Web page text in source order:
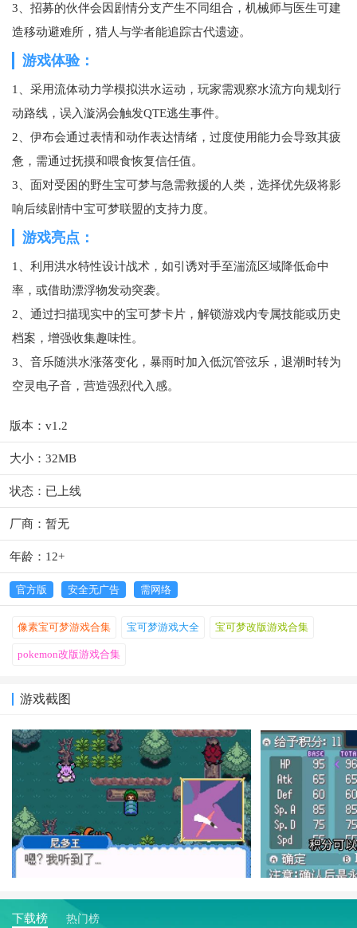
3、招募的伙伴会因剧情分支产生不同组合，机械师与医生可建
造移动避难所，猎人与学者能追踪古代遗迹。
游戏体验：
1、采用流体动力学模拟洪水运动，玩家需观察水流方向规划行
动路线，误入漩涡会触发QTE逃生事件。
2、伊布会通过表情和动作表达情绪，过度使用能力会导致其疲
惫，需通过抚摸和喂食恢复信任值。
3、面对受困的野生宝可梦与急需救援的人类，选择优先级将影
响后续剧情中宝可梦联盟的支持力度。
游戏亮点：
1、利用洪水特性设计战术，如引诱对手至湍流区域降低命中
率，或借助漂浮物发动突袭。
2、通过扫描现实中的宝可梦卡片，解锁游戏内专属技能或历史
档案，增强收集趣味性。
3、音乐随洪水涨落变化，暴雨时加入低沉管弦乐，退潮时转为
空灵电子音，营造强烈代入感。
版本：v1.2
大小：32MB
状态：已上线
厂商：暂无
年龄：12+
官方版 安全无广告 需网络
像素宝可梦游戏合集 宝可梦游戏大全 宝可梦改版游戏合集
pokemon改版游戏合集
游戏截图
下载榜 热门榜